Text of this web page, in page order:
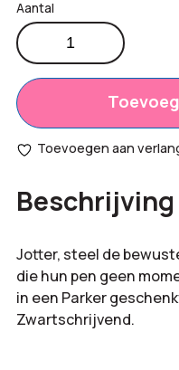
Productprijs:
Totaal
opties:
€
totaal:
Jotter
steel
balpen
aantal
Toevoegen aan
Beschrijving
Jotter, steel de
die hun pen geen
in een Parker
Zwartschrijvend.